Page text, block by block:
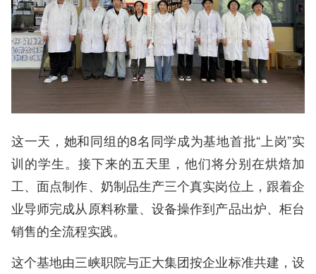
这一天，她和同组的8名同学成为基地首批“上岗”实
训的学生。接下来的五天里，他们将分别在烘焙加
工、面点制作、奶制品生产三个真实岗位上，跟着企
业导师完成从原料称量、设备操作到产品出炉、柜台
销售的全流程实践。
这个基地由三峡职院与正大集团按企业标准共建，设